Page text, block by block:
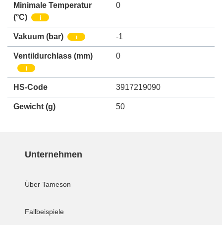
Minimale Temperatur
(°C)
i
0
Vakuum (bar) i -1
Ventildurchlass (mm)
i
0
HS-Code 3917219090
Gewicht (g) 50
Unternehmen
Über Tameson
Fallbeispiele